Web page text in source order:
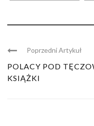
Poprzedni Artykuł
POLACY POD
KSIĄŻKI